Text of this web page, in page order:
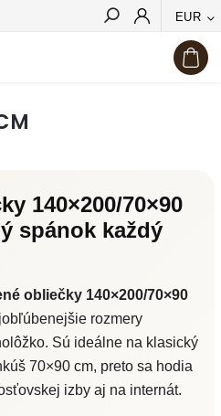
EUR
Hľadať
140×200/70×90
spánok každý
obliečky 140×200/70×90
rozmery
Sú ideálne na klasický
70×90 cm, preto sa hodia
izby aj na internát.